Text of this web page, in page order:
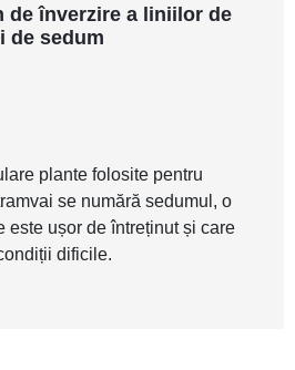
de înverzire a liniilor de
de sedum
plante folosite pentru
se numără sedumul, o
este ușor de întreținut și care
dificile.